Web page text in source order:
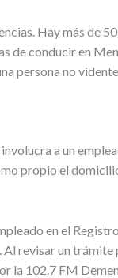
Hay más de
de conducir en
persona no vidente.
a un
propio el
en el
revisar un trámite
la 102.7 FM